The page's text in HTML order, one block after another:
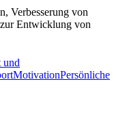
Verbesserung von
Entwicklung von
und
MotivationPersönliche